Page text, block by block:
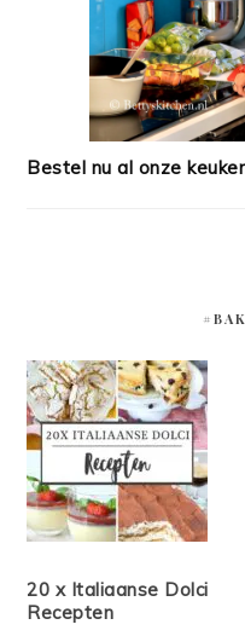
Bestel nu al onze
20 x Italiaanse Dolci
Recepten